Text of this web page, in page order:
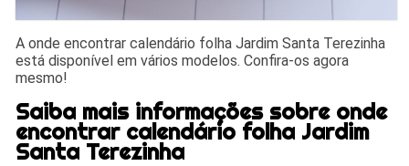
A onde encontrar calendário folha Jardim Santa Terezinha
está disponível em vários modelos. Confira-os agora
mesmo!
Saiba mais informações sobre onde
encontrar calendário folha Jardim
Santa Terezinha